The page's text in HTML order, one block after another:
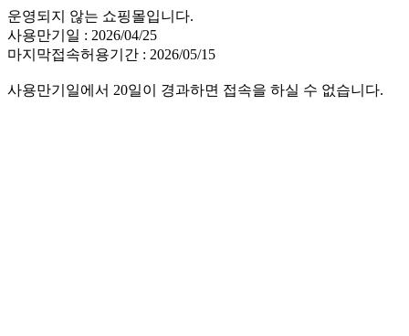
운영되지 않는 쇼핑몰입니다.
사용만기일 : 2026/04/25
마지막접속허용기간 : 2026/05/15
사용만기일에서 20일이 경과하면 접속을 하실 수 없습니다.